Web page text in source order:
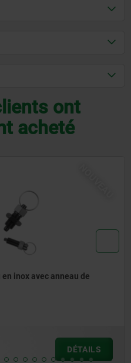
ont
acheté
ou en acier inoxydable,
fileté
DÉTAILS